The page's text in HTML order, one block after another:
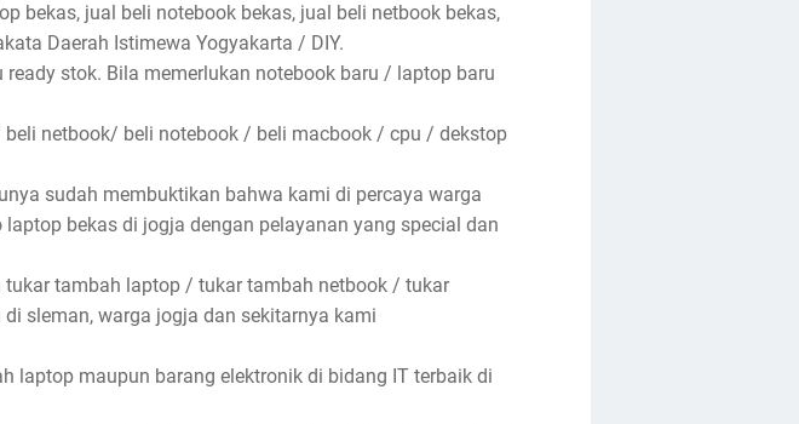
bekas, jual beli notebook bekas, jual beli netbook bekas,
Daerah Istimewa Yogyakarta / DIY.
stok. Bila memerlukan notebook baru / laptop baru
netbook/ beli notebook / beli macbook / cpu / dekstop
sudah membuktikan bahwa kami di percaya warga
bekas di jogja dengan pelayanan yang special dan
tambah laptop / tukar tambah netbook / tukar
sleman, warga jogja dan sekitarnya kami
laptop maupun barang elektronik di bidang IT terbaik di